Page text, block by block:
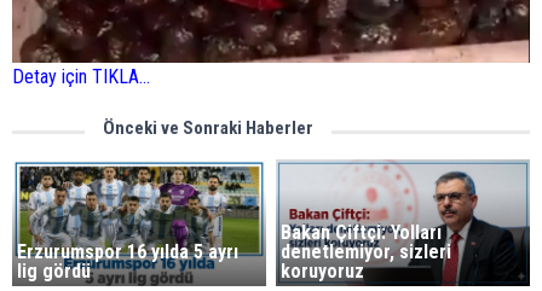
Detay için TIKLA...
Önceki ve Sonraki Haberler
Erzurumspor 16 yılda 5 ayrı
lig gördü
Bakan Çiftçi: Yolları
denetlemiyor, sizleri
koruyoruz